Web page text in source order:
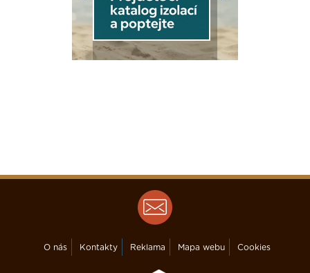
O nás Kontakty Reklama Mapa webu Cookies